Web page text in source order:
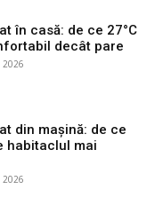
în casă: de ce 27°C
decât pare
2026
din mașină: de ce
habitaclul mai
2026